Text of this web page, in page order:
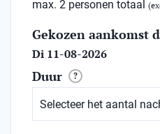
max. 2 personen totaal
Gekozen aankomst
Di 11-08-2026
Duur ?